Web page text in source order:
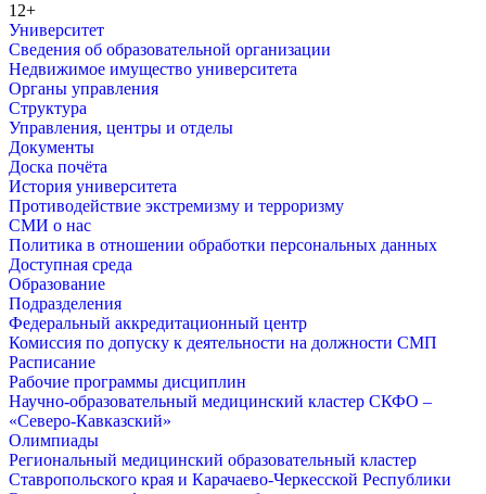
12+
Университет
Сведения об образовательной организации
Недвижимое имущество университета
Органы управления
Структура
Управления, центры и отделы
Документы
Доска почёта
История университета
Противодействие экстремизму и терроризму
СМИ о нас
Политика в отношении обработки персональных данных
Доступная среда
Образование
Подразделения
Федеральный аккредитационный центр
Комиссия по допуску к деятельности на должности СМП
Расписание
Рабочие программы дисциплин
Научно-образовательный медицинский кластер СКФО –
«Северо-Кавказский»
Олимпиады
Региональный медицинский образовательный кластер
Ставропольского края и Карачаево-Черкесской Республики